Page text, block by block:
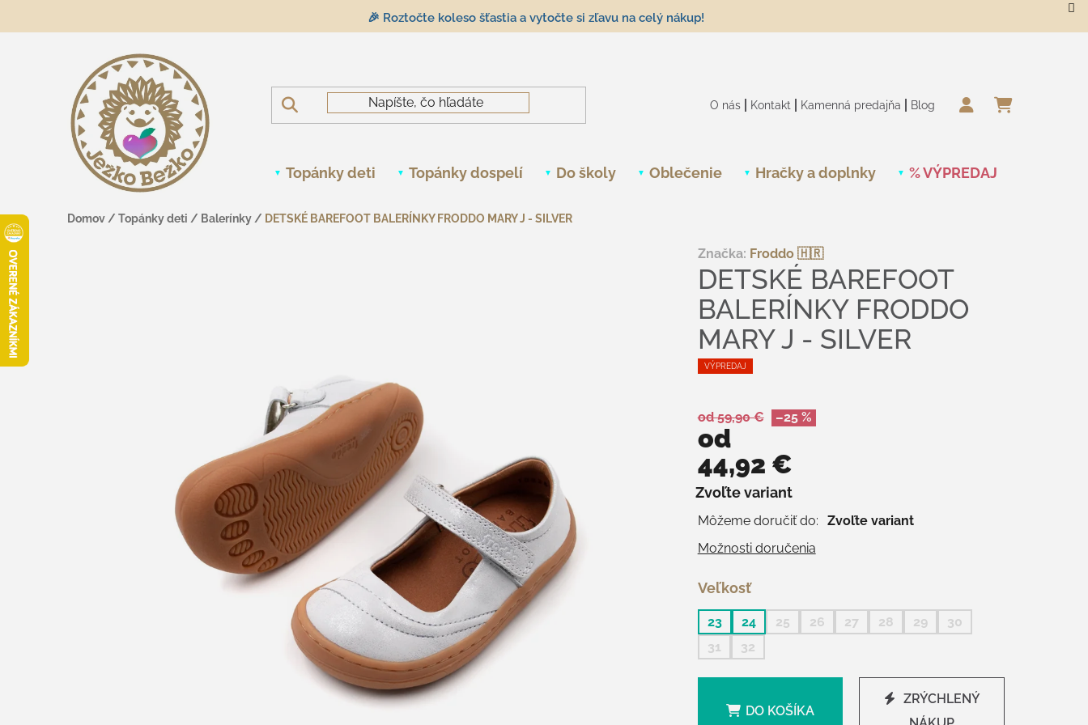
🎉 Roztočte koleso šťastia a vytočte si zľavu na celý nákup!
O nás Kontakt Kamenná predajňa Blog
Topánky deti Topánky dospelí Do školy Oblečenie Hračky a doplnky % VÝPREDAJ
Domov / Topánky deti / Balerínky / DETSKÉ BAREFOOT BALERÍNKY FRODDO MARY J - SILVER
VÝPREDAJ
DETSKÉ BAREFOOT
BALERÍNKY FRODDO
MARY J - SILVER
Značka: Froddo 🇭🇷
od 59,90 € –25 %
od
44,92 €
Jednotková cena:
Zvoľte variant
Môžeme doručiť do:
Zvoľte variant
Možnosti doručenia
Veľkosť
23 24 25 26 27 28 29
30
31
32
DO KOŠÍKA
ZRÝCHLENÝ